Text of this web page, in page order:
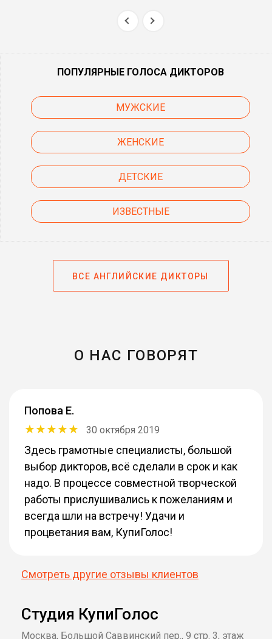
ПОПУЛЯРНЫЕ ГОЛОСА ДИКТОРОВ
МУЖСКИЕ
ЖЕНСКИЕ
ДЕТСКИЕ
ИЗВЕСТНЫЕ
ВСЕ АНГЛИЙСКИЕ ДИКТОРЫ
О НАС ГОВОРЯТ
Попова Е.
30 октября 2019
Здесь грамотные специалисты, большой
выбор дикторов, всё сделали в срок и как
надо. В процессе совместной творческой
работы прислушивались к пожеланиям и
всегда шли на встречу! Удачи и
процветания вам, КупиГолос!
Смотреть другие отзывы клиентов
Студия КупиГолос
Москва, Большой Саввинский пер., 9 стр. 3, этаж